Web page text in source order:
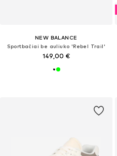
NEW BALANCE
Sportbačiai be auliuko 'Rebel Trail'
149,00 €